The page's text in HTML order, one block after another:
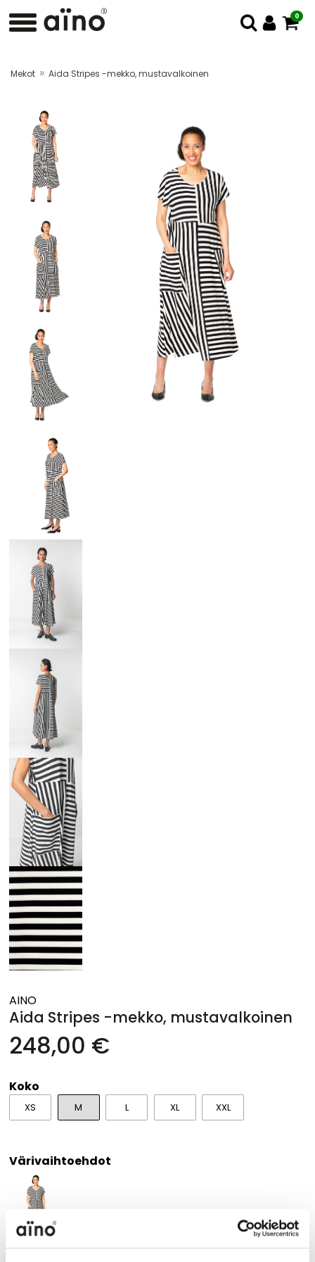
0
Mekot » Aida Stripes -mekko, mustavalkoinen
AINO
Aida Stripes -mekko, mustavalkoinen
248,00 €
Koko
XS M L XL XXL
Värivaihtoehdot